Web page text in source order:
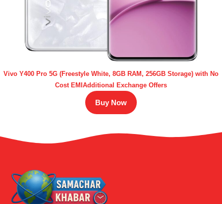
Vivo Y400 Pro 5G (Freestyle White, 8GB RAM, 256GB Storage) with No
Cost EMIAdditional Exchange Offers
Buy Now